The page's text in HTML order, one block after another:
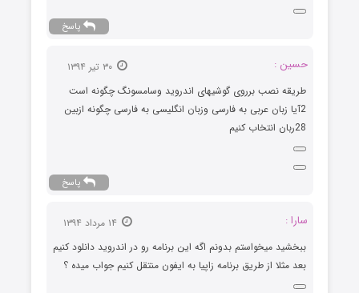
پاسخ
حسین :
طریقه نصب برروی گوشیهای اندروید وسامسونگ چگونه است
2آیا زبان عربی به فارسی وزبان انگلیسی به فارسی چگونه ازبین
28ربان انتخاب کنیم
پاسخ
سارا :
ببخشید میخواستم بدونم اگه این برنامه رو در اندروید دانلود کنیم
بعد مثلا از طریق برنامه زاپیا به ایفون منتقل کنیم جواب میده ؟